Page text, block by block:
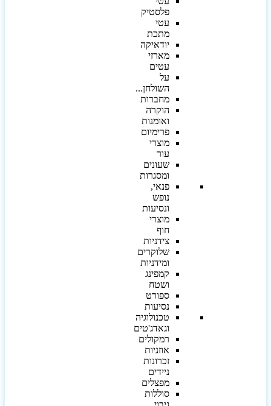
פלסטיק
עטי
מתכת
יודאיקה
מארזי
עטים
על
השולחן...
מחברות
הוקרה
ואומנות
פרימיום
מוצרי
עור
שעונים
ומסגרות
פנאי,
נופש
ונסיעות
מוצרי
חוף
צידניות
שלוקרים
ומידניות
קמפינג
ושטח
ספורט
נסיעות
טכנולוגיה
וגאדג'טים
רמקולים
אוזניות
זכרונות
ניידים
מפצלים
סוללות